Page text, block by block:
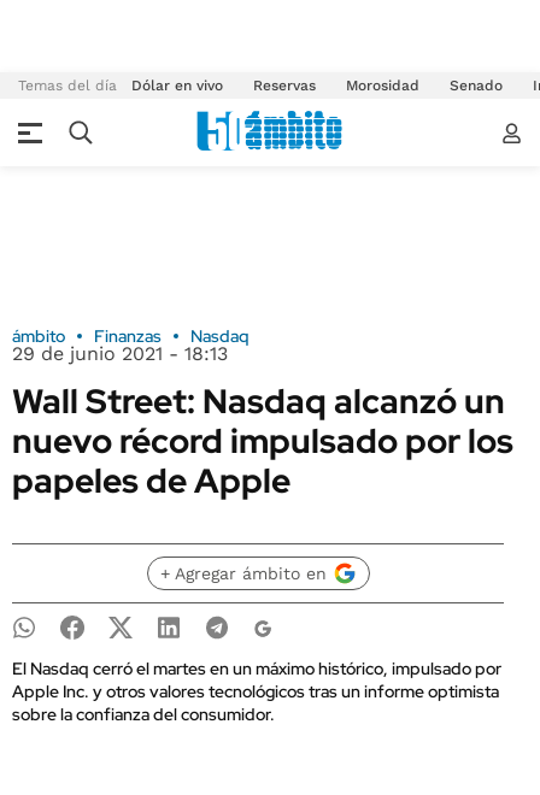
Temas del día Dólar en vivo Reservas Morosidad Senado
ámbito Finanzas Nasdaq
29 de junio 2021 - 18:13
Wall Street: Nasdaq alcanzó un
nuevo récord impulsado por los
papeles de Apple
+ Agregar ámbito en
El Nasdaq cerró el martes en un máximo histórico, impulsado por
Apple Inc. y otros valores tecnológicos tras un informe optimista
sobre la confianza del consumidor.